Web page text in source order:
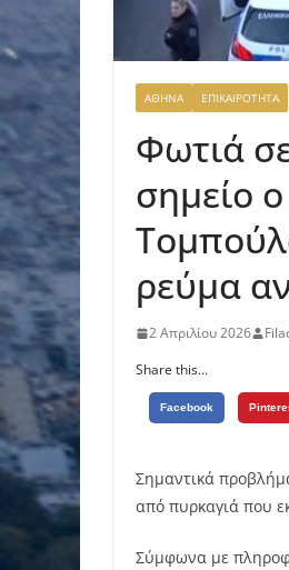
ΑΘΗΝΑ ΕΠΙΚΑΙΡΟΤΗΤΑ
Φωτιά
σημείο
ρεύμα
2 Απριλίου 2026
Share this...
Facebook
Σημαντικά
από πυρκαγιά που
Σύμφωνα με